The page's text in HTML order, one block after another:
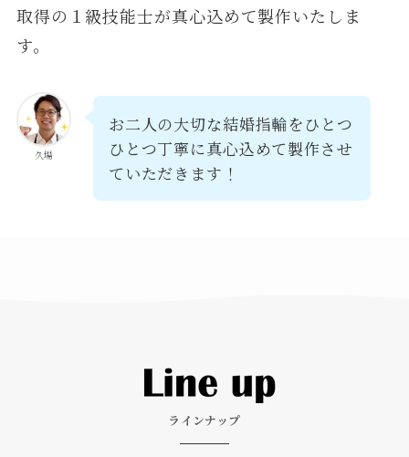
取得の１級技能士が真心込めて製作いたしま
す。
久場
お二人の大切な結婚指輪をひとつ
ひとつ丁寧に真心込めて製作させ
ていただきます！
ラインナップ